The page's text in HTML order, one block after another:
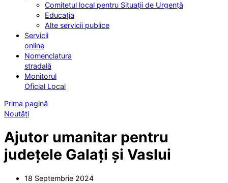
Comitetul local pentru Situații de Urgență
Educația
Alte servicii publice
Servicii
online
Nomenclatura
stradală
Monitorul
Oficial Local
Prima pagină
Noutăți
Ajutor umanitar pentru
județele Galați și Vaslui
18 Septembrie 2024